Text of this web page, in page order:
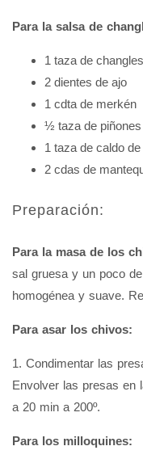
Para la salsa de
1 taza de changles
2 dientes de ajo
1 cdta de merkén
½ taza de piñones
1 taza de caldo
2 cdas de
Preparación:
Para la masa de los
sal gruesa y un poco
homogénea y suave.
Para asar los chivos:
1. Condimentar las
Envolver las presas en
a 20 min a 200º.
Para los milloquines: